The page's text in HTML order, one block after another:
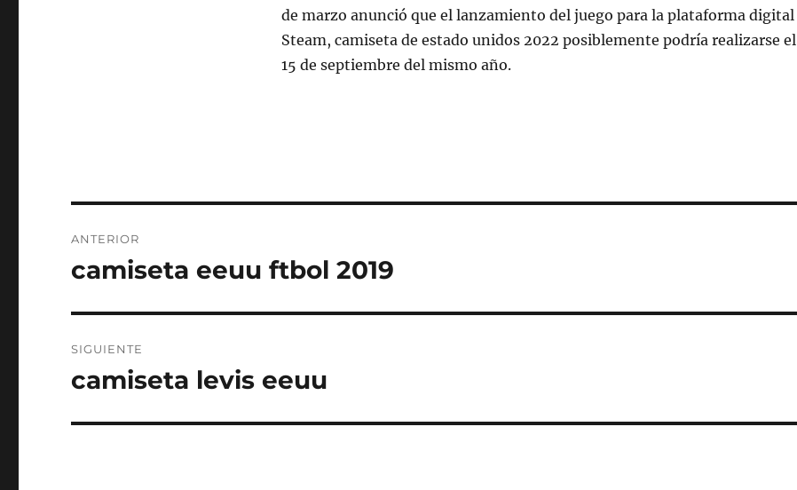
de marzo anunció que el lanzamiento del juego para la plataforma digital
Steam, camiseta de estado unidos 2022 posiblemente podría realizarse el
15 de septiembre del mismo año.
de
ANTERIOR
Entrada
camiseta eeuu ftbol 2019
SIGUIENTE
Entrada
camiseta levis eeuu